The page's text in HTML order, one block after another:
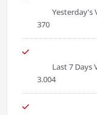
Yesterday's
370
Last 7 Days
3.004